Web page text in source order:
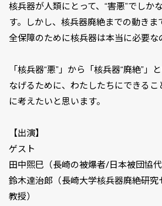
核兵器が人類にとって、“害悪”でしか
す。しかし、核兵器廃絶までの動き
全保障のために核兵器は本当に必要な
「核兵器“悪”」から「核兵器“廃絶”」
なげるために、わたしたちにできる
に考えたいと思います。
【出演】
ゲスト
田中煕巳（長崎の被爆者/日本被団協代
鈴木達治郎（長崎大学核兵器廃絶研
教授）